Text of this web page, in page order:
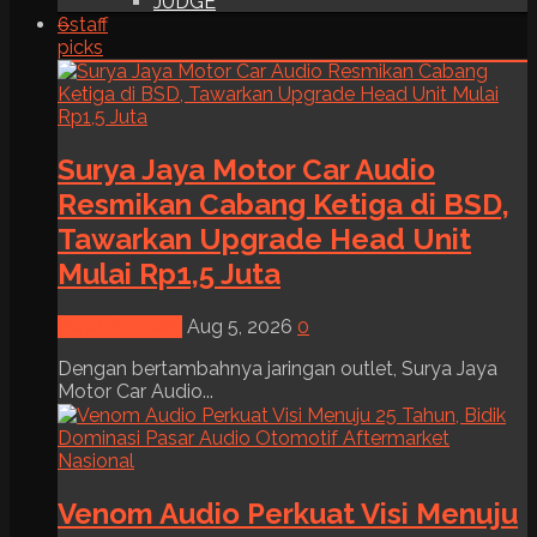
6staff
picks
Surya Jaya Motor Car Audio
Resmikan Cabang Ketiga di BSD,
Tawarkan Upgrade Head Unit
Mulai Rp1,5 Juta
Aug 5, 2026 0
Dengan bertambahnya jaringan outlet, Surya Jaya
Motor Car Audio...
Venom Audio Perkuat Visi Menuju